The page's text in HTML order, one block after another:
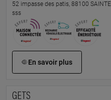
52 impasse des patis, 88100 SAINTE
sss
En savoir plus
GETS